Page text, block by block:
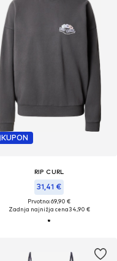
KUPON
RIP CURL
31,41 €
Prvotno: 69,90 €
Zadnja najnižja cena34,90 €